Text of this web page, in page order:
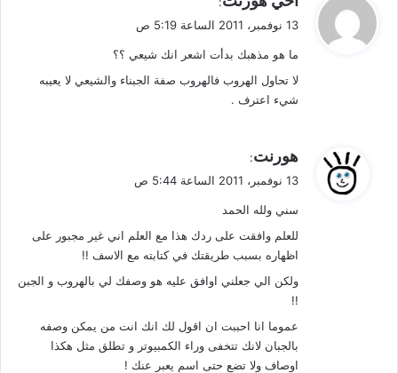
ل
13 نوفمبر، 2011 الساعة 5:19 ص
ما هو مذهبك بدأت اشعر انك شيعي ؟؟
لا تحاول الهروب فالهروب صفة الجبناء والشيعي لا يعيبه
شيء اعترف .
ل
هورنت:
13 نوفمبر، 2011 الساعة 5:44 ص
سني ولله الحمد
للعلم وافقت على ردك هذا مع العلم اني غير مجبور على
اظهاره بسبب طريقتك في كتابته مع الاسف !!
ولكن الي جعلني اوافق عليه هو وصفك لي بالهروب و الجبن
!!
عموما انا احببت ان اقول لك انك انت من يمكن وصفه
بالجبان لانك تتخفى وراء الكمبيوتر و تطلق مثل هكذا
اوصاف ولا تضع حتى اسم يعبر عنك !